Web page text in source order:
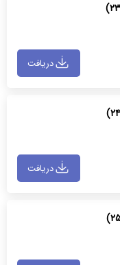
دریافت
دریافت